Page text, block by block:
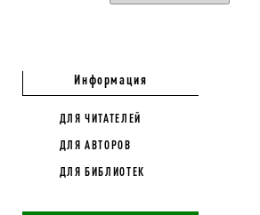
Информация
ДЛЯ ЧИТАТЕЛЕЙ
ДЛЯ АВТОРОВ
ДЛЯ БИБЛИОТЕК